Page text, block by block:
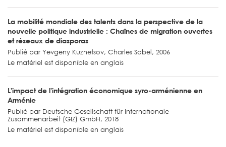
La mobilité mondiale des talents dans la perspective de la
nouvelle politique industrielle : Chaînes de migration ouvertes
et réseaux de diasporas
Publié par Yevgeny Kuznetsov, Charles Sabel, 2006
Le matériel est disponible en anglais
L'impact de l'intégration économique syro-arménienne en
Arménie
Publié par Deutsche Gesellschaft für Internationale
Zusammenarbeit (GIZ) GmbH, 2018
Le matériel est disponible en anglais